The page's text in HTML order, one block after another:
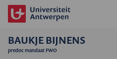
BAUKJE BIJNENS
predoc mandaat FWO